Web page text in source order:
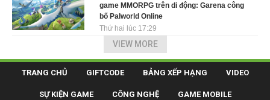
game MMORPG trên di động: Garena công
bố Palworld Online
Thứ hai lúc 17:29
VIEW MORE
TRANG CHỦ GIFTCODE BẢNG XẾP HẠNG VIDEO
SỰ KIỆN GAME CÔNG NGHỆ GAME MOBILE